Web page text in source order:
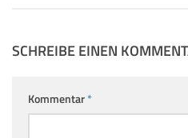
SCHREIBE EINEN
Kommentar*